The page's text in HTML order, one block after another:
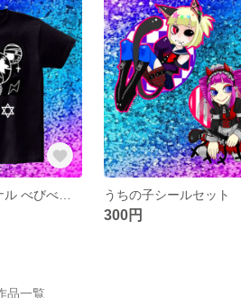
✡️SALE✡️オリジナル べびべあBIG Tシャツ うちの子シールセット
300円
品一覧